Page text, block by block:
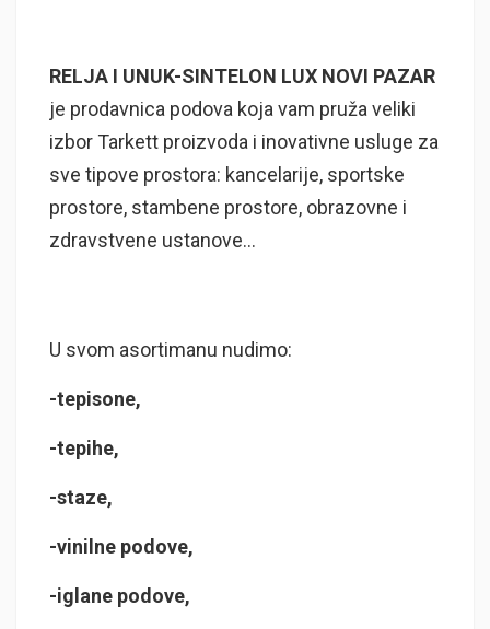
RELJA I UNUK-SINTELON LUX NOVI PAZAR
je prodavnica podova koja vam pruža veliki
izbor Tarkett proizvoda i inovativne usluge za
sve tipove prostora: kancelarije, sportske
prostore, stambene prostore, obrazovne i
zdravstvene ustanove…
U svom asortimanu nudimo:
-tepisone,
-tepihe,
-staze,
-vinilne podove,
-iglane podove,